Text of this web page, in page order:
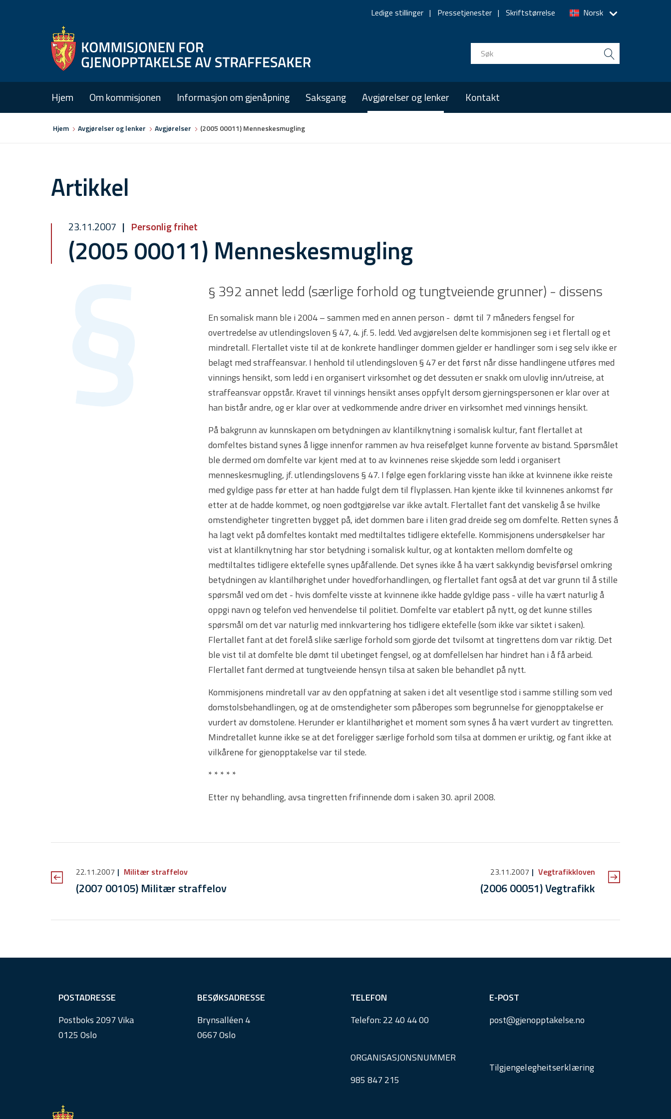
navigation
Norsk
Ledige stillinger Pressetjenester Skriftstørrelse
Hjem Om kommisjonen Informasjon om gjenåpning Saksgang Avgjørelser og lenker Kontakt
Hjem Avgjørelser og lenker Avgjørelser (2005 00011) Menneskesmugling
Artikkel
23.11.2007 Personlig frihet
(2005 00011) Menneskesmugling
§ 392 annet ledd (særlige forhold og tungtveiende grunner) - dissens
En somalisk mann ble i 2004 – sammen med en annen person - dømt til 7 måneders fengsel for
overtredelse av utlendingsloven § 47, 4. jf. 5. ledd. Ved avgjørelsen delte kommisjonen seg i et flertall og et
mindretall. Flertallet viste til at de konkrete handlinger dommen gjelder er handlinger som i seg selv ikke er
belagt med straffeansvar. I henhold til utlendingsloven § 47 er det først når disse handlingene utføres med
vinnings hensikt, som ledd i en organisert virksomhet og det dessuten er snakk om ulovlig inn/utreise, at
straffeansvar oppstår. Kravet til vinnings hensikt anses oppfylt dersom gjerningspersonen er klar over at
han bistår andre, og er klar over at vedkommende andre driver en virksomhet med vinnings hensikt.
På bakgrunn av kunnskapen om betydningen av klantilknytning i somalisk kultur, fant flertallet at
domfeltes bistand synes å ligge innenfor rammen av hva reisefølget kunne forvente av bistand. Spørsmålet
ble dermed om domfelte var kjent med at to av kvinnenes reise skjedde som ledd i organisert
menneskesmugling, jf. utlendingslovens § 47. I følge egen forklaring visste han ikke at kvinnene ikke reiste
med gyldige pass før etter at han hadde fulgt dem til flyplassen. Han kjente ikke til kvinnenes ankomst før
etter at de hadde kommet, og noen godtgjørelse var ikke avtalt. Flertallet fant det vanskelig å se hvilke
omstendigheter tingretten bygget på, idet dommen bare i liten grad dreide seg om domfelte. Retten synes å
ha lagt vekt på domfeltes kontakt med medtiltaltes tidligere ektefelle. Kommisjonens undersøkelser har
vist at klantilknytning har stor betydning i somalisk kultur, og at kontakten mellom domfelte og
medtiltaltes tidligere ektefelle synes upåfallende. Det synes ikke å ha vært sakkyndig bevisførsel omkring
betydningen av klantilhørighet under hovedforhandlingen, og flertallet fant også at det var grunn til å stille
spørsmål ved om det - hvis domfelte visste at kvinnene ikke hadde gyldige pass - ville ha vært naturlig å
oppgi navn og telefon ved henvendelse til politiet. Domfelte var etablert på nytt, og det kunne stilles
spørsmål om det var naturlig med innkvartering hos tidligere ektefelle (som ikke var siktet i saken).
Flertallet fant at det forelå slike særlige forhold som gjorde det tvilsomt at tingrettens dom var riktig. Det
ble vist til at domfelte ble dømt til ubetinget fengsel, og at domfellelsen har hindret han i å få arbeid.
Flertallet fant dermed at tungtveiende hensyn tilsa at saken ble behandlet på nytt.
Kommisjonens mindretall var av den oppfatning at saken i det alt vesentlige stod i samme stilling som ved
domstolsbehandlingen, og at de omstendigheter som påberopes som begrunnelse for gjenopptakelse er
vurdert av domstolene. Herunder er klantilhørighet et moment som synes å ha vært vurdert av tingretten.
Mindretallet kunne ikke se at det foreligger særlige forhold som tilsa at dommen er uriktig, og fant ikke at
vilkårene for gjenopptakelse var til stede.
* * * * *
Etter ny behandling, avsa tingretten frifinnende dom i saken 30. april 2008.
22.11.2007 Militær straffelov
(2007 00105) Militær straffelov
23.11.2007 Vegtrafikkloven
(2006 00051) Vegtrafikk
POSTADRESSE
Postboks 2097 Vika
0125 Oslo
BESØKSADRESSE
Brynsalléen 4
0667 Oslo
TELEFON
Telefon:22 40 44 00
ORGANISASJONSNUMMER
985 847 215
E-POST
post@gjenopptakelse.no
Tilgjengelegheitserklæring